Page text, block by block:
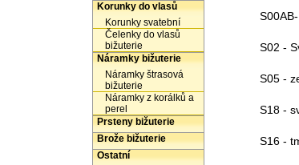
Korunky do vlasů
Korunky svatební
Čelenky do vlasů
bižuterie
Náramky bižuterie
Náramky štrasová
bižuterie
Náramky z korálků a
perel
Prsteny bižuterie
Brože bižuterie
Ostatní
S02 -
S05 -
S18 -
S16 -